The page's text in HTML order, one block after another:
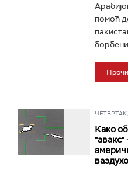
помоћ
ЧЕТВРТАК,
Како
"авакс"